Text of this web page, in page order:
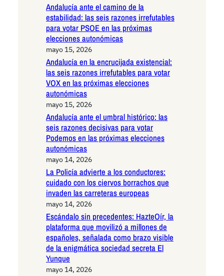
Andalucía ante el camino de la
estabilidad: las seis razones irrefutables
para votar PSOE en las próximas
elecciones autonómicas
mayo 15, 2026
Andalucía en la encrucijada existencial:
las seis razones irrefutables para votar
VOX en las próximas elecciones
autonómicas
mayo 15, 2026
Andalucía ante el umbral histórico: las
seis razones decisivas para votar
Podemos en las próximas elecciones
autonómicas
mayo 14, 2026
La Policía advierte a los conductores:
cuidado con los ciervos borrachos que
invaden las carreteras europeas
mayo 14, 2026
Escándalo sin precedentes: HazteOír, la
plataforma que movilizó a millones de
españoles, señalada como brazo visible
de la enigmática sociedad secreta El
Yunque
mayo 14, 2026